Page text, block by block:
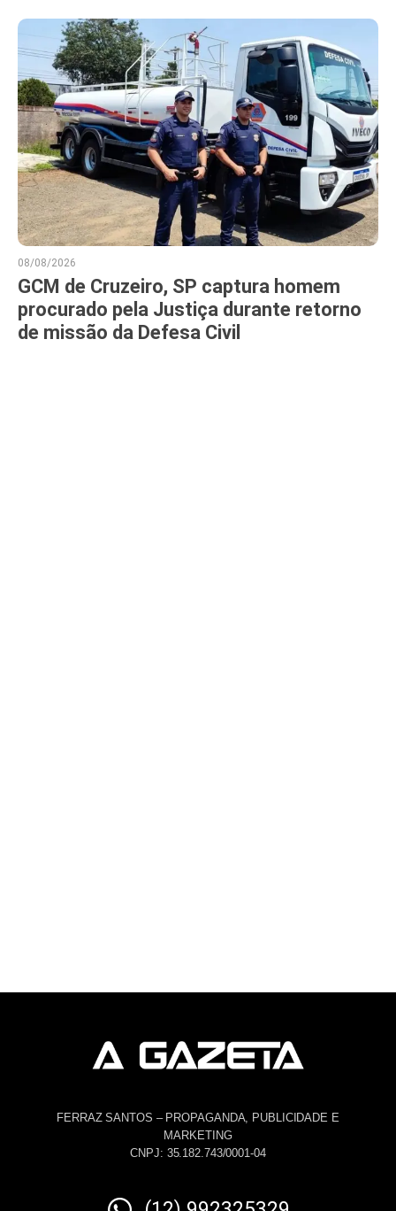
08/08/2026
GCM de Cruzeiro, SP captura homem
procurado pela Justiça durante retorno
de missão da Defesa Civil
FERRAZ SANTOS – PROPAGANDA, PUBLICIDADE E
MARKETING
CNPJ: 35.182.743/0001-04